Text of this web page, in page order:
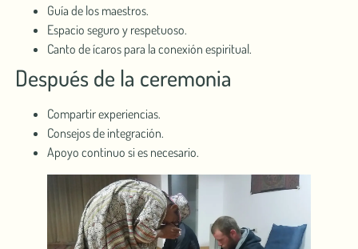
Guía de los maestros.
Espacio seguro y respetuoso.
Canto de ícaros para la conexión espiritual.
Después de la ceremonia
Compartir experiencias.
Consejos de integración.
Apoyo continuo si es necesario.